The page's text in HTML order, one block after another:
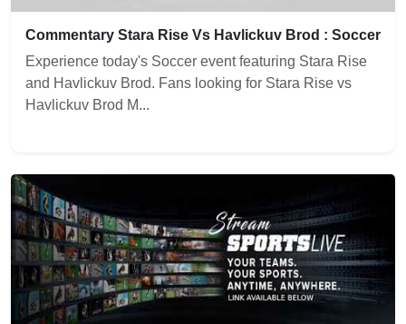
Commentary Stara Rise Vs Havlickuv Brod : Soccer
Experience today's Soccer event featuring Stara Rise
and Havlickuv Brod. Fans looking for Stara Rise vs
Havlickuv Brod M...